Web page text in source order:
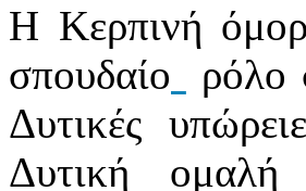
Η Κερπινή
σπουδαίο
ρόλο
Δυτικές
Δυτική